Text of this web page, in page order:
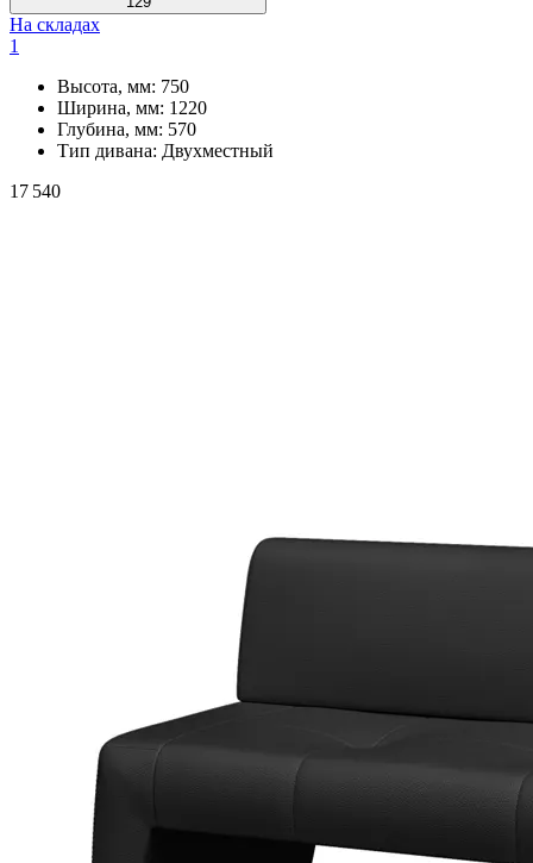
На складах
1
Высота, мм: 750
Ширина, мм: 1220
Глубина, мм: 570
Тип дивана: Двухместный
17 540